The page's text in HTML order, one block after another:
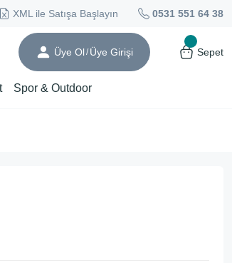
XML ile Satışa Başlayın 0531 551 64 38
Üye Ol/ Üye Girişi Sepet
Spor & Outdoor